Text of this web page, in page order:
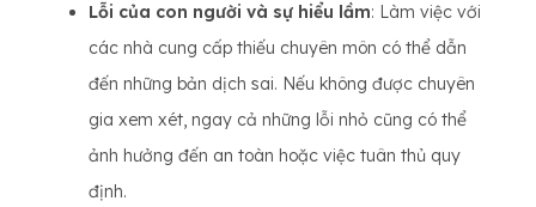
Lỗi của con người và sự hiểu lầm: Làm việc với
các nhà cung cấp thiếu chuyên môn có thể dẫn
đến những bản dịch sai. Nếu không được chuyên
gia xem xét, ngay cả những lỗi nhỏ cũng có thể
ảnh hưởng đến an toàn hoặc việc tuân thủ quy
định.